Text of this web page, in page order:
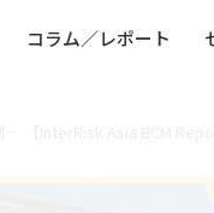
コラム／レポート